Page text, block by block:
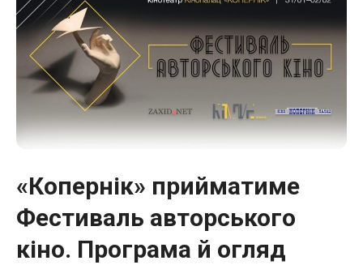
«Копернік» прийматиме
Фестиваль авторського
кіно. Програма й огляд